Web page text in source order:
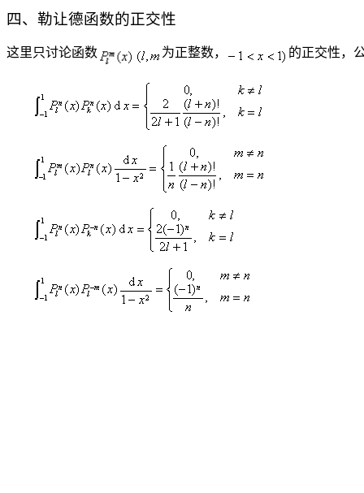
四、勒让德函数的正交性
这里只讨论函数 为正整数， 的正交性，